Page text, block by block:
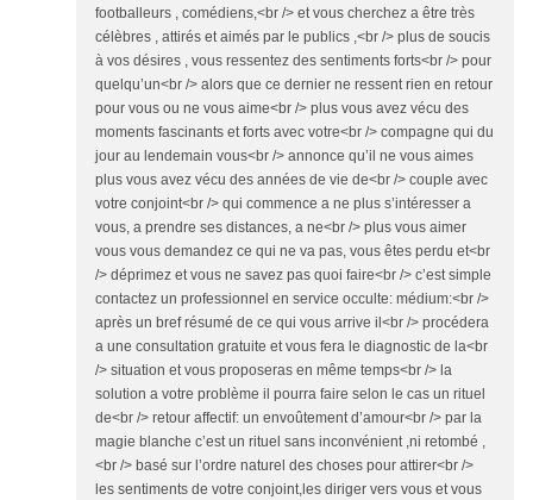
footballeurs , comédiens,<br /> et vous cherchez a être très
célèbres , attirés et aimés par le publics ,<br /> plus de soucis
à vos désires , vous ressentez des sentiments forts<br /> pour
quelqu’un<br /> alors que ce dernier ne ressent rien en retour
pour vous ou ne vous aime<br /> plus vous avez vécu des
moments fascinants et forts avec votre<br /> compagne qui du
jour au lendemain vous<br /> annonce qu’il ne vous aimes
plus vous avez vécu des années de vie de<br /> couple avec
votre conjoint<br /> qui commence a ne plus s’intéresser a
vous, a prendre ses distances, a ne<br /> plus vous aimer
vous vous demandez ce qui ne va pas, vous êtes perdu et<br
/> déprimez et vous ne savez pas quoi faire<br /> c’est simple
contactez un professionnel en service occulte: médium:<br />
après un bref résumé de ce qui vous arrive il<br /> procédera
a une consultation gratuite et vous fera le diagnostic de la<br
/> situation et vous proposeras en même temps<br /> la
solution a votre problème il pourra faire selon le cas un rituel
de<br /> retour affectif: un envoûtement d’amour<br /> par la
magie blanche c’est un rituel sans inconvénient ,ni retombé ,
<br /> basé sur l’ordre naturel des choses pour attirer<br />
les sentiments de votre conjoint,les diriger vers vous et vous